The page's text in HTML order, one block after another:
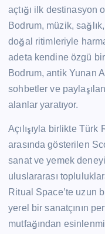
açtığı ilk destinasyon
Bodrum, müzik,
doğal ritimleriyle
adeta kendine özgü
Bodrum, antik Yunan
sohbetler ve
alanlar yaratıyor.
Açılışıyla birlikte Türk
arasında gösterilen
sanat ve yemek
uluslararası
Ritual Space’te uzun
yerel bir sanatçının
mutfağından